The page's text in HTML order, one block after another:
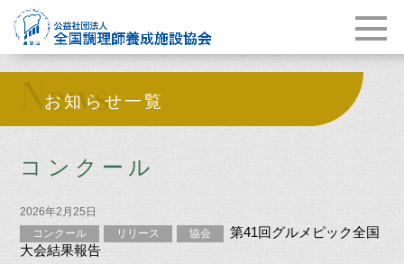
News
お知らせ一覧
コンクール
2026年2月25日
コンクール
リリース 協会
第41回グルメピック全国
大会結果報告